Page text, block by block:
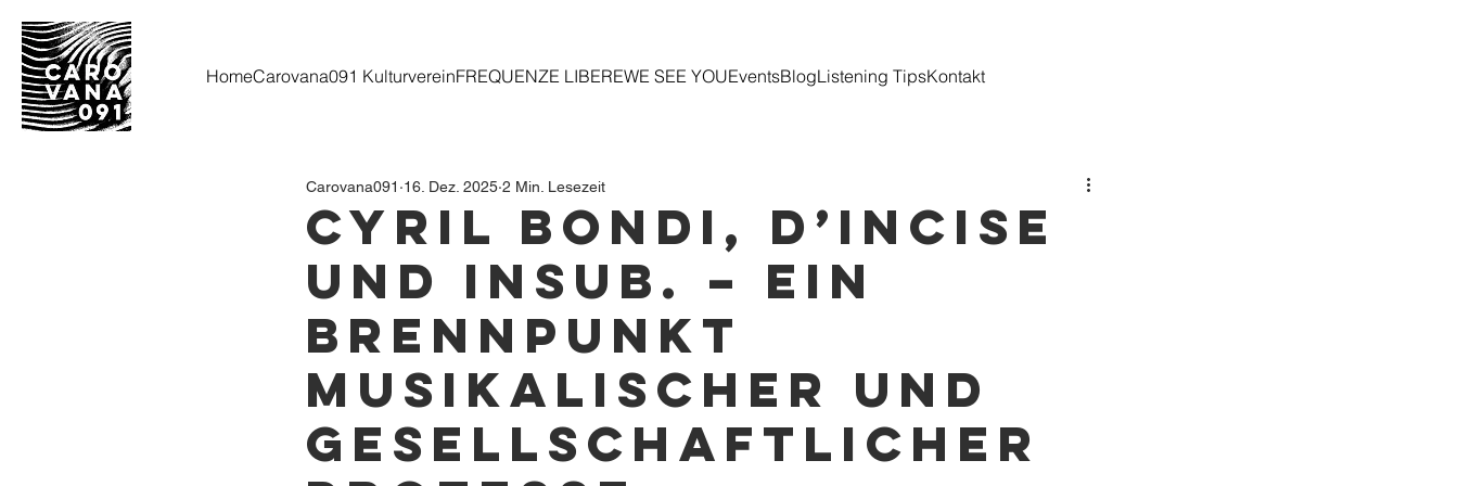
HomeCarovana091 KulturvereinFREQUENZE LIBEREWE SEE YOUEventsBlogListening TipsKontakt
Cyril Bondi, d’incise
und INSUB. – Ein
Brennpunkt
musikalischer und
gesellschaftlicher
Carovana091 16. Dez. 2025 2 Min. Lesezeit